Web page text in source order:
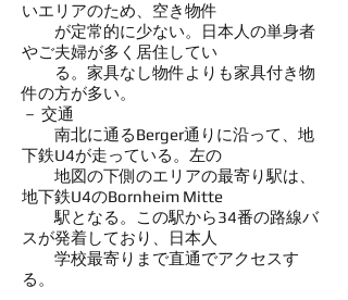
いエリアのため、空き物件
が定常的に少ない。日本人の単身者
やご夫婦が多く居住してい
る。家具なし物件よりも家具付き物
件の方が多い。
​－ 交通
南北に通るBerger通りに沿って、地
下鉄U4が走っている。左の
地図の下側のエリアの最寄り駅は、
地下鉄U4のBornheim Mitte
駅となる。この駅から34番の路線バ
スが発着しており、日本人
学校最寄りまで直通でアクセスす
る。